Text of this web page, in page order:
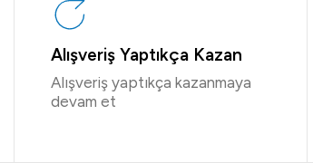
Alışveriş Yaptıkça Kazan
Alışveriş yaptıkça kazanmaya
devam et